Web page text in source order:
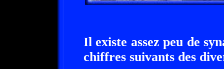
Il existe assez peu de
chiffres suivants des